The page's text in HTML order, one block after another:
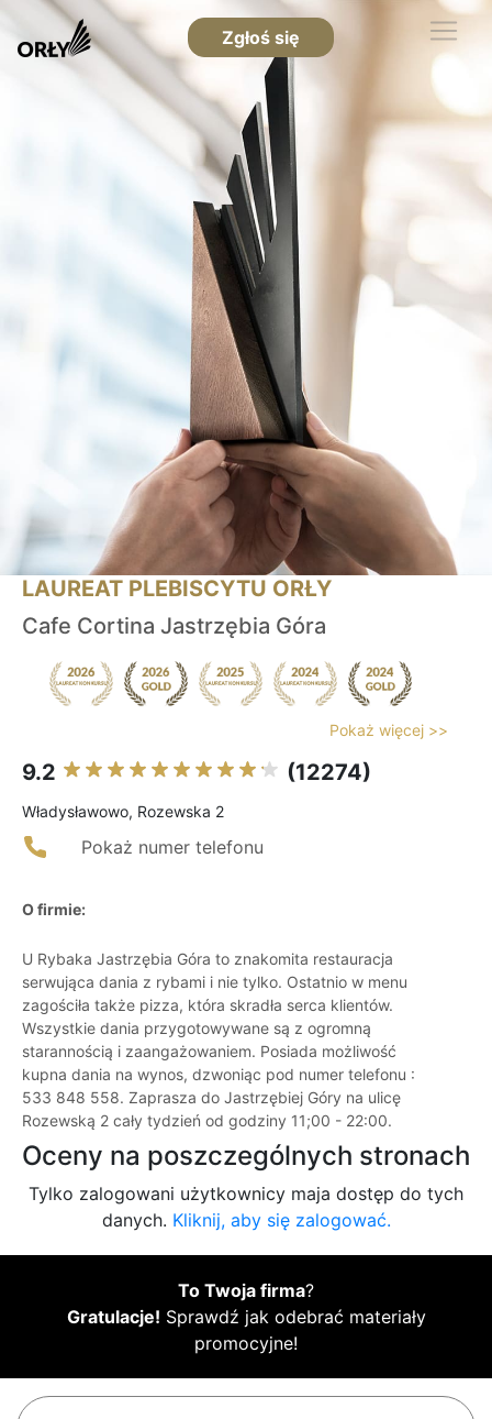
Zgłoś się
LAUREAT PLEBISCYTU ORŁY
Cafe Cortina Jastrzębia Góra
Pokaż więcej >>
9.2 (12274)
Władysławowo, Rozewska 2
Pokaż numer telefonu
O firmie:
U Rybaka Jastrzębia Góra to znakomita restauracja
serwująca dania z rybami i nie tylko. Ostatnio w menu
zagościła także pizza, która skradła serca klientów.
Wszystkie dania przygotowywane są z ogromną
starannością i zaangażowaniem. Posiada możliwość
kupna dania na wynos, dzwoniąc pod numer telefonu :
533 848 558. Zaprasza do Jastrzębiej Góry na ulicę
Rozewską 2 cały tydzień od godziny 11;00 - 22:00.
Oceny na poszczególnych stronach
Tylko zalogowani użytkownicy maja dostęp do tych
danych. Kliknij, aby się zalogować.
To Twoja firma?
Gratulacje! Sprawdź jak odebrać materiały
promocyjne!